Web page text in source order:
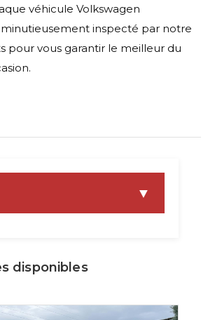
véhicule Volkswagen
inspecté par notre
pour vous garantir le meilleur du
▼
disponibles